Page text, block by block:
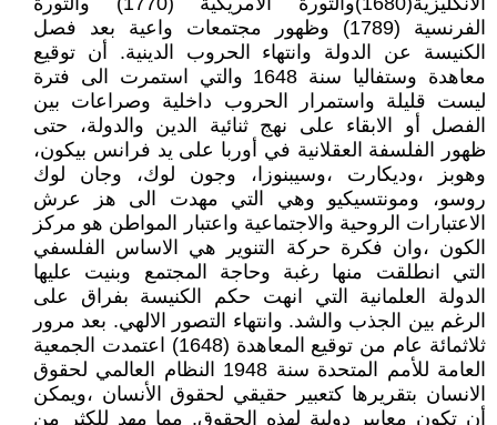
الفرنسية (1789) وظهور مجتمعات واعية بعد فصل
الكنيسة عن الدولة وانتهاء الحروب الدينية. أن توقيع
معاهدة وستفاليا سنة 1648 والتي استمرت الى فترة
ليست قليلة واستمرار الحروب داخلية وصراعات بين
الفصل أو الابقاء على نهج ثنائية الدين والدولة، حتى
ظهور الفلسفة العقلانية في أوربا على يد فرانس بيكون،
وهوبز ،وديكارت ،وسيبنوزا، وجون لوك، وجان لوك
روسو، ومونتسيكيو وهي التي مهدت الى هز عرش
الاعتبارات الروحية والاجتماعية واعتبار المواطن هو مركز
الكون ،وان فكرة حركة التنوير هي الاساس الفلسفي
التي انطلقت منها رغبة وحاجة المجتمع وبنيت عليها
الدولة العلمانية التي انهت حكم الكنيسة بفراق على
الرغم بين الجذب والشد. وانتهاء التصور الالهي. بعد مرور
ثلاثمائة عام من توقيع المعاهدة (1648) اعتمدت الجمعية
العامة للأمم المتحدة سنة 1948 النظام العالمي لحقوق
الانسان بتقريرها كتعبير حقيقي لحقوق الأنسان ،ويمكن
أن تكون معايير دولية لهذه الحقوق. مما مهد للكثر من